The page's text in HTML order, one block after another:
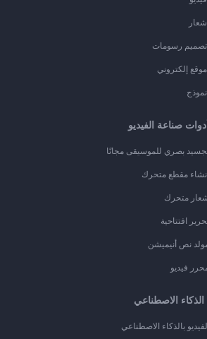
شعار
تصميم رسومات
موقع إلكتروني
نموذج
صناعة الفيديو
بصري للموسيقى مجانًا
مقطع متحرك
متحرك
افتتاحية
نص أنيميشن
فيديو
الاصطناعي
بالذكاء الاصطناعي